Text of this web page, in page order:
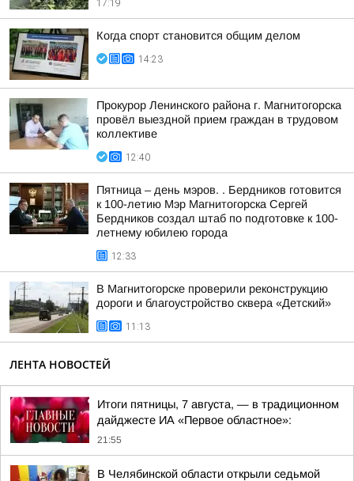
17:19
Когда спорт становится общим делом
14:23
Прокурор Ленинского района г. Магнитогорска
провёл выездной прием граждан в трудовом
коллективе
12:40
Пятница – день мэров. . Бердников готовится
к 100-летию Мэр Магнитогорска Сергей
Бердников создал штаб по подготовке к 100-
летнему юбилею города
12:33
В Магнитогорске проверили реконструкцию
дороги и благоустройство сквера «Детский»
11:13
ЛЕНТА НОВОСТЕЙ
Итоги пятницы, 7 августа, — в традиционном
дайджесте ИА «Первое областное»:
21:55
В Челябинской области открыли седьмой